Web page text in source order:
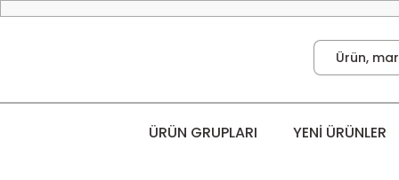
ÜRÜN GRUPLARI YENİ ÜRÜNLER